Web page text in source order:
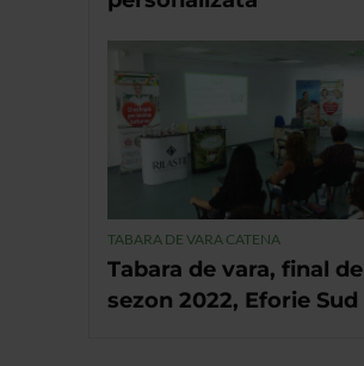
TABARA DE VARA CATENA
Tabara de vara, final de
sezon 2022, Eforie Sud